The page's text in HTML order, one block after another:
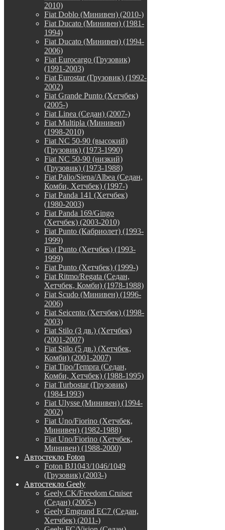
2010)
Fiat Doblo (Минивен) (2010-)
Fiat Ducato (Минивен) (1981-
1994)
Fiat Ducato (Минивен) (1994-
2006)
Fiat Eurocargo (Грузовик)
(1991-2003)
Fiat Eurostar (Грузовик) (1992-
2002)
Fiat Grande Punto (Хетчбек)
(2005-)
Fiat Linea (Седан) (2007-)
Fiat Multipla (Минивен)
(1998-2010)
Fiat NC 50-90 (высокий)
(Грузовик) (1973-1990)
Fiat NC 50-90 (низкий)
(Грузовик) (1973-1988)
Fiat Palio/Siena/Albea (Седан,
Комби, Хетчбек) (1997-)
Fiat Panda 141 (Хетчбек)
(1980-2003)
Fiat Panda 169/Gingo
(Хетчбек) (2003-2010)
Fiat Punto (Кабриолет) (1993-
1999)
Fiat Punto (Хетчбек) (1993-
1999)
Fiat Punto (Хетчбек) (1999-)
Fiat Ritmo/Regata (Седан,
Хетчбек, Комби) (1978-1988)
Fiat Scudo (Минивен) (1996-
2006)
Fiat Seicento (Хетчбек) (1998-
2003)
Fiat Stilo (3 дв.) (Хетчбек)
(2001-2007)
Fiat Stilo (5 дв.) (Хетчбек,
Комби) (2001-2007)
Fiat Tipo/Tempra (Седан,
Комби, Хетчбек) (1988-1995)
Fiat Turbostar (Грузовик)
(1984-1993)
Fiat Ulysse (Минивен) (1994-
2002)
Fiat Uno/Fiorino (Хетчбек,
Минивен) (1982-1988)
Fiat Uno/Fiorino (Хетчбек,
Минивен) (1988-2000)
Автостекло Foton
Foton BJ1043/1046/1049
(Грузовик) (2003-)
Автостекло Geely
Geely CK/Freedom Cruiser
(Седан) (2005-)
Geely Emgrand EC7 (Седан,
Хетчбек) (2011-)